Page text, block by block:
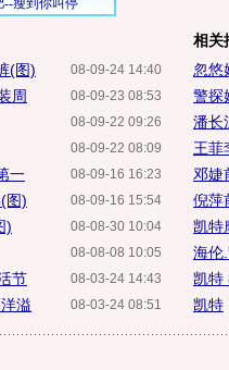
08-09-24 14:40
(图)
08-09-23 08:53
周
08-09-22 09:26
08-09-22 08:09
08-09-16 16:23
一
08-09-16 15:54
图)
08-08-30 10:04
)
08-08-08 10:05
08-03-24 14:43
节
08-03-24 08:51
溢
相关
忽悠
警探
潘长
王菲
邓婕
倪萍
凯特
海伦
凯特
凯特